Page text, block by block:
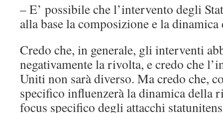
– E’ possibile che l’intervento degli
alla base la composizione e la
Credo che, in generale, gli interventi
negativamente la rivolta, e credo che
Uniti non sarà diverso. Ma credo che,
specifico influenzerà la dinamica della
focus specifico degli attacchi